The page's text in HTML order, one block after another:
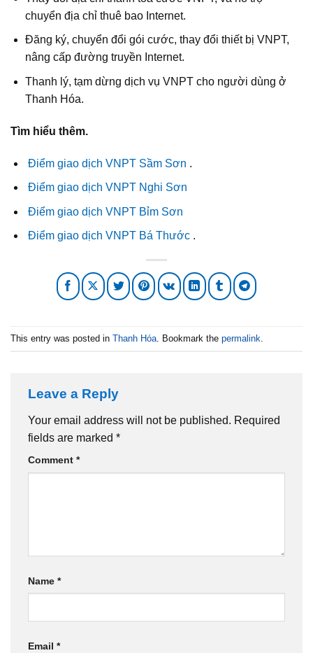
chuyển địa chỉ thuê bao Internet.
Đăng ký, chuyển đổi gói cước, thay đổi thiết bị VNPT,
nâng cấp đường truyền Internet.
Thanh lý, tạm dừng dịch vụ VNPT cho người dùng ở
Thanh Hóa.
Tìm hiểu thêm.
Điểm giao dịch VNPT Sầm Sơn .
Điểm giao dịch VNPT Nghi Sơn
Điểm giao dịch VNPT Bỉm Sơn
Điểm giao dịch VNPT Bá Thước .
This entry was posted in Thanh Hóa . Bookmark the permalink
Leave a Reply
Your email address will not be published. Required
fields are marked *
Comment *
Name *
Email *